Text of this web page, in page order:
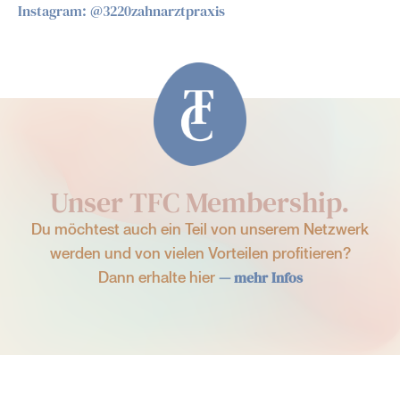
Instagram: @3220zahnarztpraxis
Unser TFC Membership.
Du möchtest auch ein Teil von unserem Netzwerk
werden und von vielen Vorteilen profitieren?
Dann erhalte hier — mehr Infos